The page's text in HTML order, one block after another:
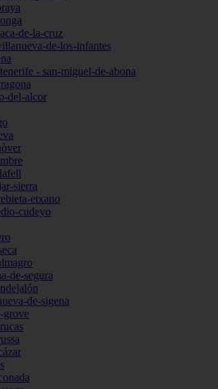
de-la-cruz
de-los-infantes
- san-miguel-de-abona
del-alcor
sierra
etxano
cudeyo
de-segura
de-sigena
grove